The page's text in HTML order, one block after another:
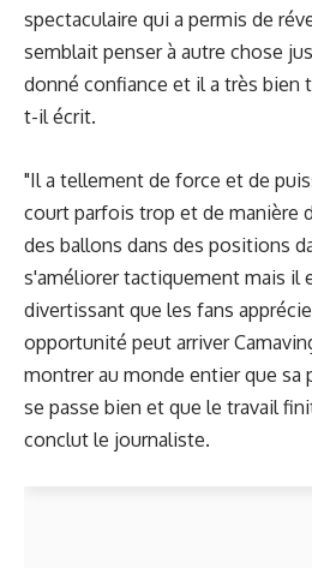
spectaculaire qui a permis de
semblait penser à autre chose
donné confiance et il a très bien
t-il écrit.
"Il a tellement de force et de
court parfois trop et de manière
des ballons dans des positions
s'améliorer tactiquement mais il
divertissant que les fans
opportunité peut arriver
montrer au monde entier que sa
se passe bien et que le travail
conclut le journaliste.